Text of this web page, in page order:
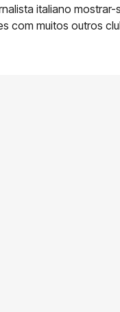
italiano
com muitos outros